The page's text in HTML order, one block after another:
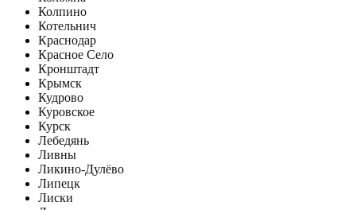
Колпино
Котельнич
Краснодар
Красное Село
Кронштадт
Крымск
Кудрово
Куровское
Курск
Лебедянь
Ливны
Ликино-Дулёво
Липецк
Лиски